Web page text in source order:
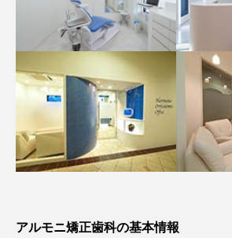
アルモニ矯正歯科の基本情報